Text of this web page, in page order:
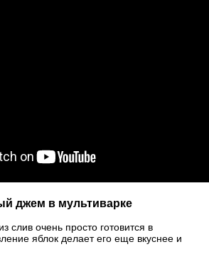
джем в мультиварке
слив очень просто готовится в
яблок делает его еще вкуснее и